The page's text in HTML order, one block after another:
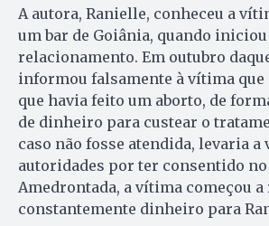
A autora, Ranielle, conheceu a
um bar de Goiânia, quando
relacionamento. Em outubro
informou falsamente à vítima que
que havia feito um aborto, de
de dinheiro para custear o
caso não fosse atendida, levaria a
autoridades por ter consentido
Amedrontada, a vítima começou a
constantemente dinheiro para